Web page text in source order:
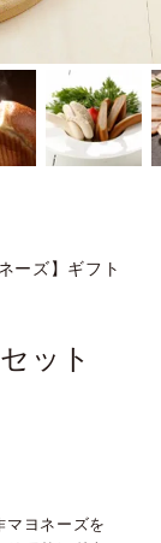
ーズ】ギフト
ット
マヨネーズを